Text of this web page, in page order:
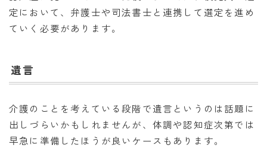
定において、弁護士や司法書士と連携して選定を進め
ていく必要があります。
遺言
介護のことを考えている段階で遺言というのは話題に
出しづらいかもしれませんが、体調や認知症次第では
早急に準備したほうが良いケースもあります。